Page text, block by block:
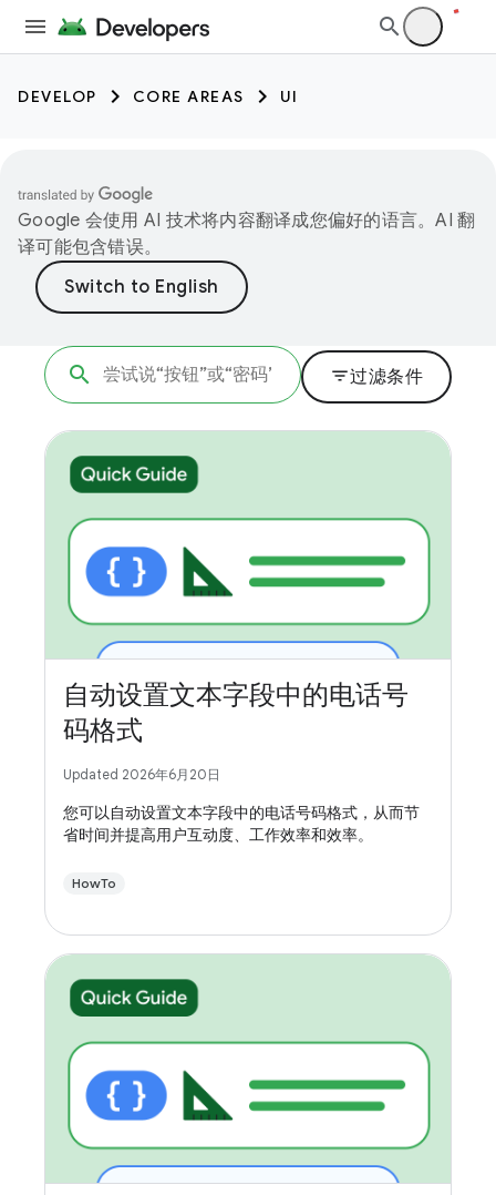
DEVELOP CORE AREAS UI
Google 会使用 AI 技术将内容翻译成您偏好的语言。AI 翻
译可能包含错误。
filter_list过滤条件
自动设置文本字段中的电话号
码格式
Updated 2026年6月20日
您可以自动设置文本字段中的电话号码格式，从而节
省时间并提高用户互动度、工作效率和效率。
HowTo